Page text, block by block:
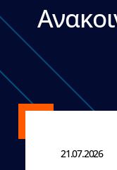
21.07.2026